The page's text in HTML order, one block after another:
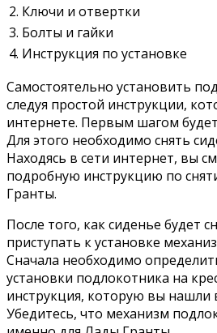
2. Ключи и отвертки
3. Болты и гайки
4. Инструкция по установке
Самостоятельно установить
следуя простой инструкции,
интернете. Первым шагом
Для этого необходимо снять
Находясь в сети интернет, вы
подробную инструкцию по
Гранты.
После того, как сиденье будет
приступать к установке
Сначала необходимо
установки подлокотника на
инструкция, которую вы нашли
Убедитесь, что механизм